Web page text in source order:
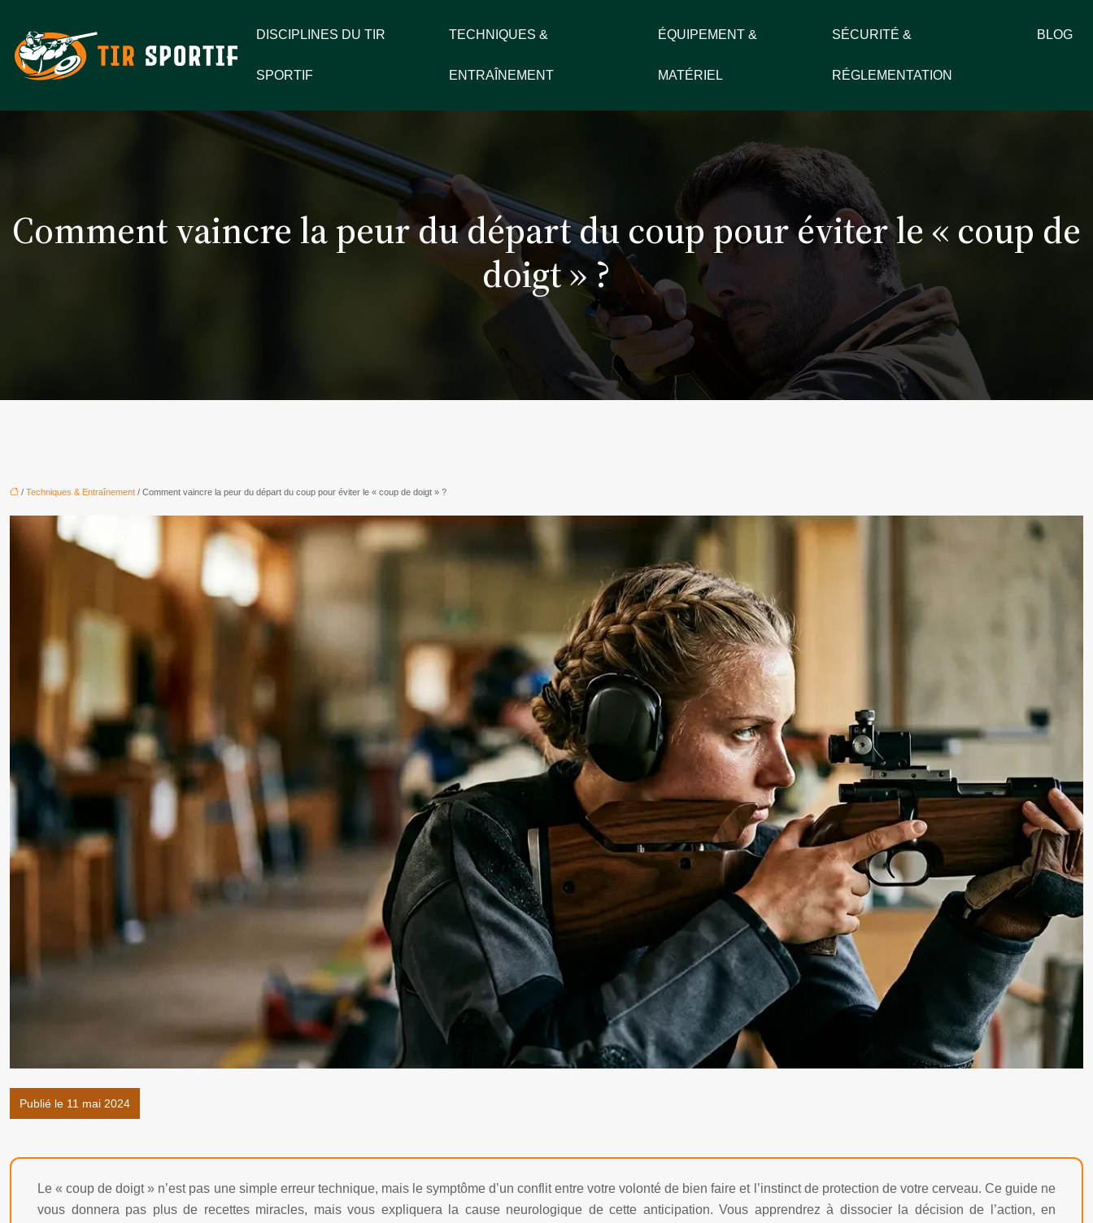
DISCIPLINES DU TIR
SPORTIF
TECHNIQUES &
ENTRAÎNEMENT
ÉQUIPEMENT &
MATÉRIEL
SÉCURITÉ &
RÉGLEMENTATION
BLOG
Comment vaincre la peur du départ du coup pour éviter le « coup de
doigt » ?
/ Techniques & Entraînement / Comment vaincre la peur du départ du coup pour éviter le « coup de doigt » ?
Publié le 11 mai 2024
Le « coup de doigt » n’est pas une simple erreur technique, mais le symptôme d’un conflit entre votre volonté de bien faire et l’instinct de protection de votre cerveau. Ce guide ne
vous donnera pas plus de recettes miracles, mais vous expliquera la cause neurologique de cette anticipation. Vous apprendrez à dissocier la décision de l’action, en